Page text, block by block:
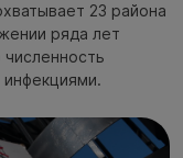
23 района
ряда лет